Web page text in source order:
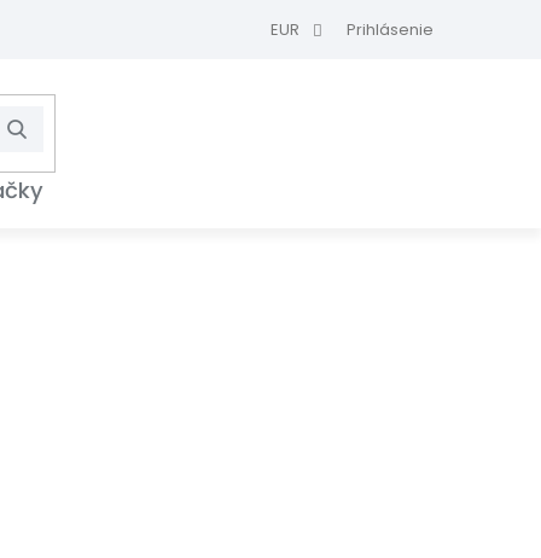
EUR Prihlásenie
Hľadať